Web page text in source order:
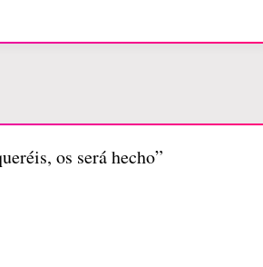
os será hecho”